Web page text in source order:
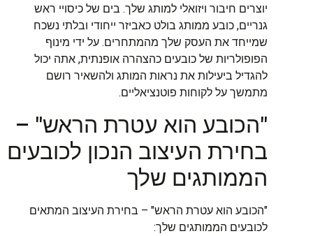
יוצרים חיבור ויזואלי למותג שלך. בים של כיסויי ראש
גנריים, כובע ממותג בולט כאביזר ייחודי ובלתי נשכח
שמייחד את העסק שלך מהמתחרים. על ידי מינוף
הפופולריות של כובעים כהצהרה אופנתית, אתה יכול
להגדיל ביעילות את נראות המותג ולהשאיר רושם
מתמשך על לקוחות פוטנציאליים.
"הכובע הוא עטרת הראש" –
בחירת העיצוב הנכון לכובעים
הממותגים שלך
"הכובע הוא עטרת הראש" – בחירת העיצוב המתאים
לכובעים הממותגים שלך: